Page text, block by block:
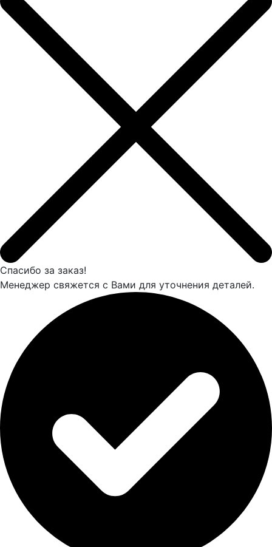
Спасибо за заказ!
Менеджер свяжется с Вами для уточнения деталей.